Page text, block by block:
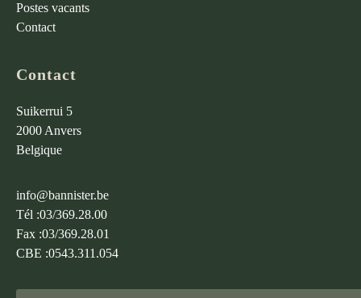
Postes vacants
Contact
Contact
Suikerrui 5
2000 Anvers
Belgique
info@bannister.be
Tél :03/369.28.00
Fax :03/369.28.01
CBE :0543.311.054